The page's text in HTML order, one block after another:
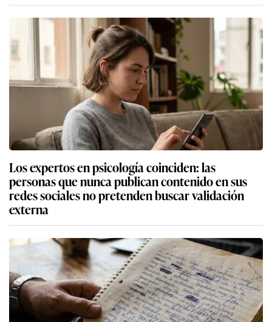
Los expertos en psicología coinciden: las
personas que nunca publican contenido en sus
redes sociales no pretenden buscar validación
externa